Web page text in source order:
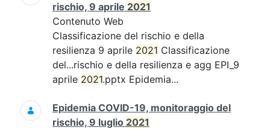
rischio, 9 aprile 2021
Contenuto Web
Classificazione del rischio e della
resilienza 9 aprile 2021 Classificazione
del...rischio e della resilienza e agg EPI_9
aprile 2021.pptx Epidemia...
Epidemia COVID-19, monitoraggio del
rischio, 9 luglio 2021